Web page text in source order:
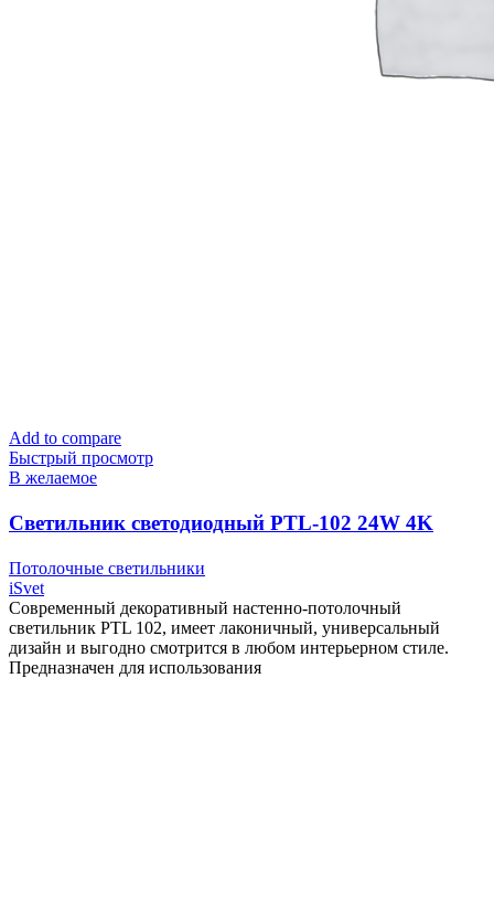
Add to compare
Быстрый просмотр
В желаемое
Cветильник светодиодный PTL-102 24W 4K
Потолочные светильники
iSvet
Современный декоративный настенно-потолочный
светильник PTL 102, имеет лаконичный, универсальный
дизайн и выгодно смотрится в любом интерьерном стиле.
Предназначен для использования